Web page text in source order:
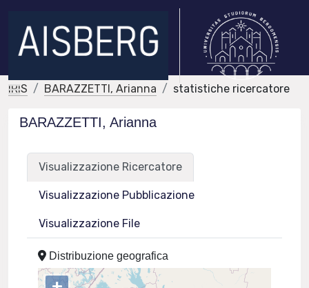
IRIS BARAZZETTI, Arianna statistiche ricercatore
BARAZZETTI, Arianna
Visualizzazione Ricercatore
Visualizzazione Pubblicazione
Visualizzazione File
Distribuzione geografica